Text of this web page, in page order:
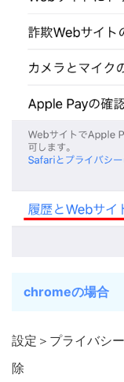
chromeの場合
設定＞プライバシ
除